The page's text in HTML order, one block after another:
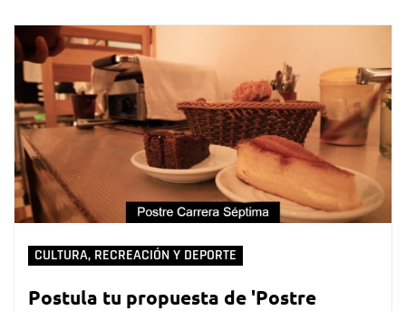
CULTURA, RECREACIÓN Y DEPORTE
Postula tu propuesta de 'Postre